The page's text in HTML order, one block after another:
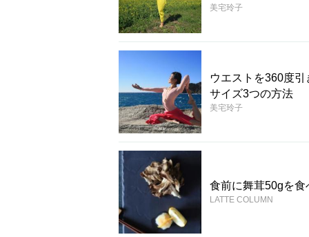
美宅玲子
ウエストを360度
サイズ3つの方法
美宅玲子
食前に舞茸50gを
LATTE COLUMN